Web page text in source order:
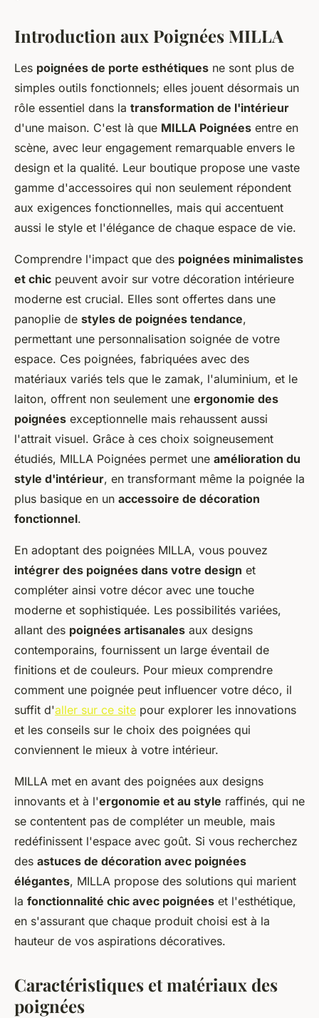
Introduction aux Poignées MILLA
Les poignées de porte esthétiques ne sont plus de
simples outils fonctionnels; elles jouent désormais un
rôle essentiel dans la transformation de l'intérieur
d'une maison. C'est là que MILLA Poignées entre en
scène, avec leur engagement remarquable envers le
design et la qualité. Leur boutique propose une vaste
gamme d'accessoires qui non seulement répondent
aux exigences fonctionnelles, mais qui accentuent
aussi le style et l'élégance de chaque espace de vie.
Comprendre l'impact que des poignées minimalistes
et chic peuvent avoir sur votre décoration intérieure
moderne est crucial. Elles sont offertes dans une
panoplie de styles de poignées tendance,
permettant une personnalisation soignée de votre
espace. Ces poignées, fabriquées avec des
matériaux variés tels que le zamak, l'aluminium, et le
laiton, offrent non seulement une ergonomie des
poignées exceptionnelle mais rehaussent aussi
l'attrait visuel. Grâce à ces choix soigneusement
étudiés, MILLA Poignées permet une amélioration du
style d'intérieur, en transformant même la poignée la
plus basique en un accessoire de décoration
fonctionnel.
En adoptant des poignées MILLA, vous pouvez
intégrer des poignées dans votre design et
compléter ainsi votre décor avec une touche
moderne et sophistiquée. Les possibilités variées,
allant des poignées artisanales aux designs
contemporains, fournissent un large éventail de
finitions et de couleurs. Pour mieux comprendre
comment une poignée peut influencer votre déco, il
suffit d'aller sur ce site pour explorer les innovations
et les conseils sur le choix des poignées qui
conviennent le mieux à votre intérieur.
MILLA met en avant des poignées aux designs
innovants et à l'ergonomie et au style raffinés, qui ne
se contentent pas de compléter un meuble, mais
redéfinissent l'espace avec goût. Si vous recherchez
des astuces de décoration avec poignées
élégantes, MILLA propose des solutions qui marient
la fonctionnalité chic avec poignées et l'esthétique,
en s'assurant que chaque produit choisi est à la
hauteur de vos aspirations décoratives.
Caractéristiques et matériaux des
poignées